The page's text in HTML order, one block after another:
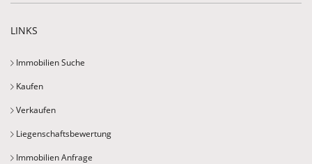
LINKS
Immobilien Suche
Kaufen
Verkaufen
Liegenschaftsbewertung
Immobilien Anfrage